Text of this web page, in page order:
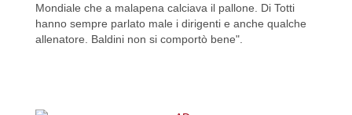
Mondiale che a malapena calciava il pallone. Di Totti
hanno sempre parlato male i dirigenti e anche qualche
allenatore. Baldini non si comportò bene".